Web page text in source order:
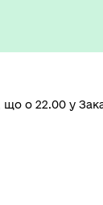
о 22.00 у